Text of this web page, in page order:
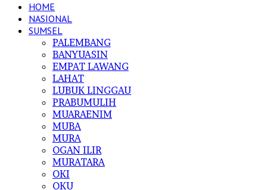
HOME
NASIONAL
SUMSEL
PALEMBANG
BANYUASIN
EMPAT LAWANG
LAHAT
LUBUK LINGGAU
PRABUMULIH
MUARAENIM
MUBA
MURA
OGAN ILIR
MURATARA
OKI
OKU